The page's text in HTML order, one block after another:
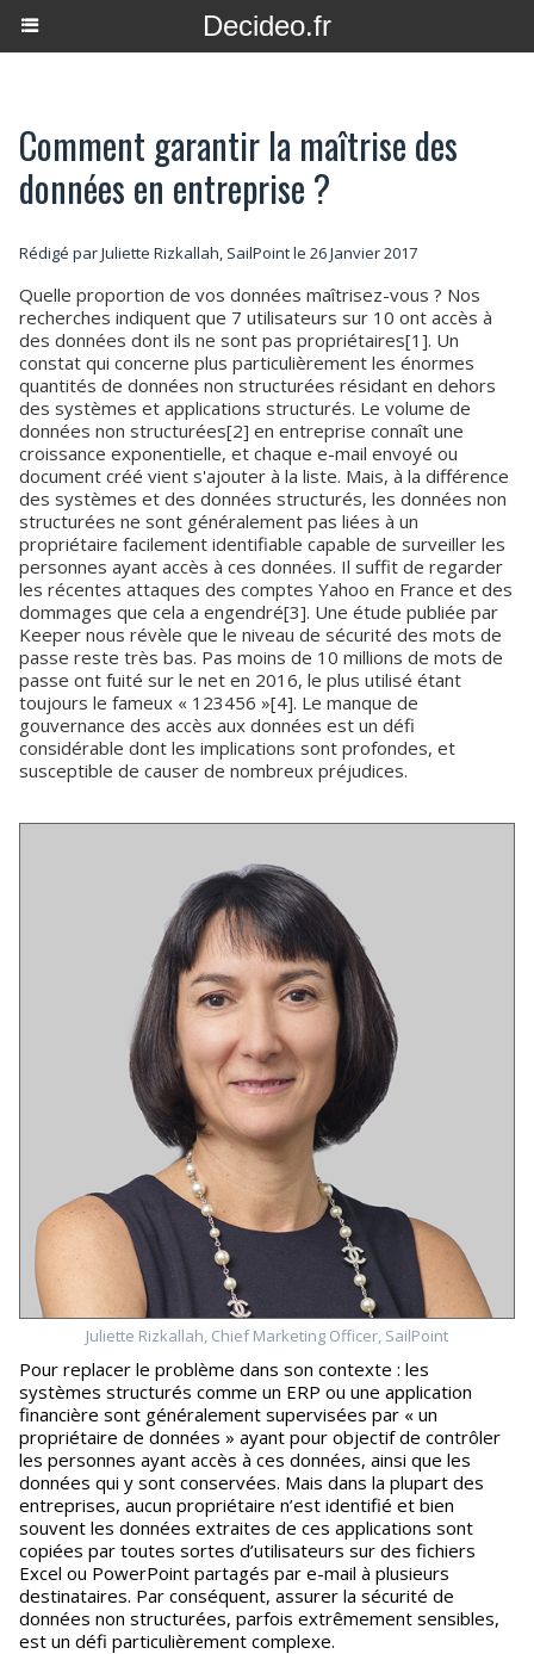
Decideo.fr
Comment garantir la maîtrise des
données en entreprise ?
Rédigé par Juliette Rizkallah, SailPoint le 26 Janvier 2017
Quelle proportion de vos données maîtrisez-vous ? Nos
recherches indiquent que 7 utilisateurs sur 10 ont accès à
des données dont ils ne sont pas propriétaires[1]. Un
constat qui concerne plus particulièrement les énormes
quantités de données non structurées résidant en dehors
des systèmes et applications structurés. Le volume de
données non structurées[2] en entreprise connaît une
croissance exponentielle, et chaque e-mail envoyé ou
document créé vient s'ajouter à la liste. Mais, à la différence
des systèmes et des données structurés, les données non
structurées ne sont généralement pas liées à un
propriétaire facilement identifiable capable de surveiller les
personnes ayant accès à ces données. Il suffit de regarder
les récentes attaques des comptes Yahoo en France et des
dommages que cela a engendré[3]. Une étude publiée par
Keeper nous révèle que le niveau de sécurité des mots de
passe reste très bas. Pas moins de 10 millions de mots de
passe ont fuité sur le net en 2016, le plus utilisé étant
toujours le fameux « 123456 »[4]. Le manque de
gouvernance des accès aux données est un défi
considérable dont les implications sont profondes, et
susceptible de causer de nombreux préjudices.
Juliette Rizkallah, Chief Marketing Officer, SailPoint
Pour replacer le problème dans son contexte : les
systèmes structurés comme un ERP ou une application
financière sont généralement supervisées par « un
propriétaire de données » ayant pour objectif de contrôler
les personnes ayant accès à ces données, ainsi que les
données qui y sont conservées. Mais dans la plupart des
entreprises, aucun propriétaire n’est identifié et bien
souvent les données extraites de ces applications sont
copiées par toutes sortes d’utilisateurs sur des fichiers
Excel ou PowerPoint partagés par e-mail à plusieurs
destinataires. Par conséquent, assurer la sécurité de
données non structurées, parfois extrêmement sensibles,
est un défi particulièrement complexe.